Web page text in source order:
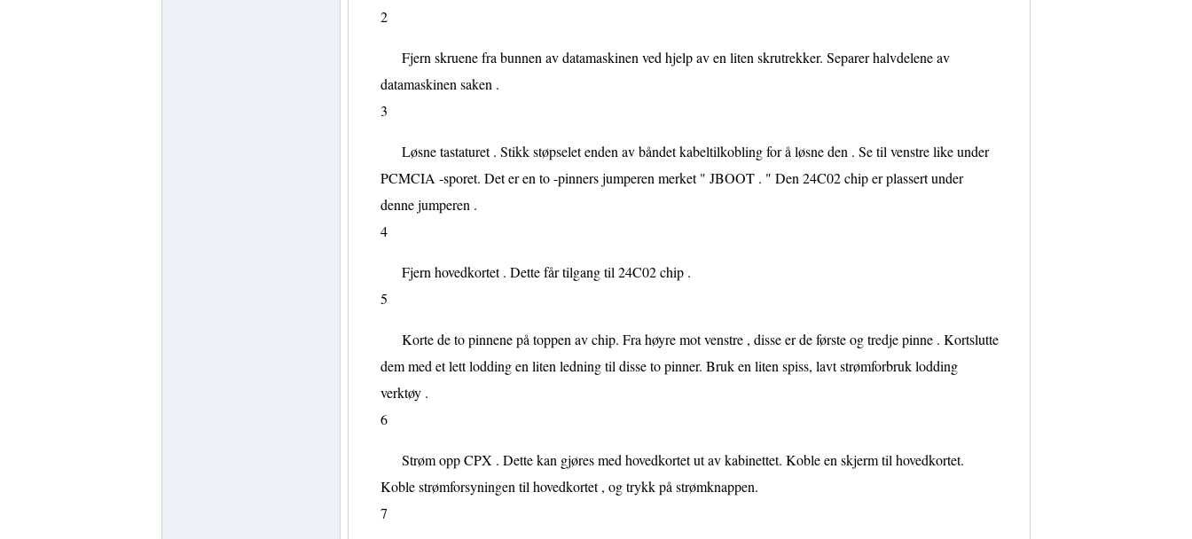
2
Fjern skruene fra bunnen av datamaskinen ved hjelp av en liten skrutrekker. Separer halvdelene av
datamaskinen saken .
3
Løsne tastaturet . Stikk støpselet enden av båndet kabeltilkobling for å løsne den . Se til venstre like under
PCMCIA -sporet. Det er en to -pinners jumperen merket " JBOOT . " Den 24C02 chip er plassert under
denne jumperen .
4
Fjern hovedkortet . Dette får tilgang til 24C02 chip .
5
Korte de to pinnene på toppen av chip. Fra høyre mot venstre , disse er de første og tredje pinne . Kortslutte
dem med et lett lodding en liten ledning til disse to pinner. Bruk en liten spiss, lavt strømforbruk lodding
verktøy .
6
Strøm opp CPX . Dette kan gjøres med hovedkortet ut av kabinettet. Koble en skjerm til hovedkortet.
Koble strømforsyningen til hovedkortet , og trykk på strømknappen.
7